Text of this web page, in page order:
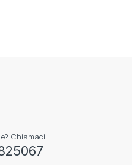
Chiamaci!